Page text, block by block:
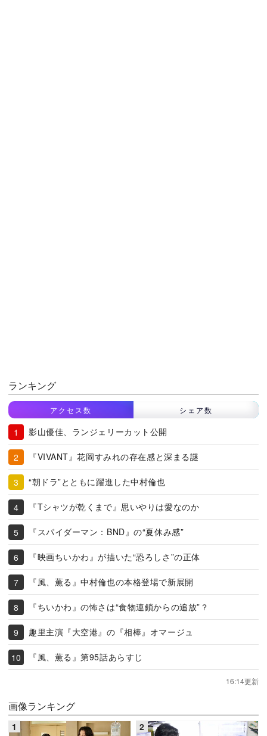
ランキング
アクセス数 シェア数
影山優佳、ランジェリーカット公開
『VIVANT』花岡すみれの存在感と深まる謎
“朝ドラ”とともに躍進した中村倫也
『Tシャツが乾くまで』思いやりは愛なのか
『スパイダーマン：BND』の“夏休み感”
『映画ちいかわ』が描いた“恐ろしさ”の正体
『風、薫る』中村倫也の本格登場で新展開
『ちいかわ』の怖さは“食物連鎖からの追放”？
趣里主演『大空港』の『相棒』オマージュ
『風、薫る』第95話あらすじ
16:14更新
画像ランキング